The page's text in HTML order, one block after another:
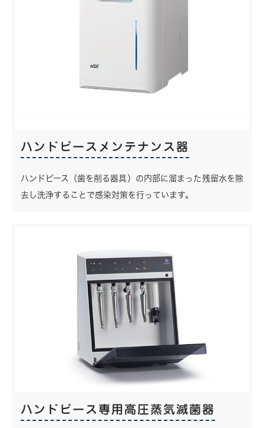
ハンドピースメンテナンス器
ハンドピース（歯を削る器具）の内部に溜まった残留水を除
去し洗浄することで感染対策を行っています。
ハンドピース専用高圧蒸気滅菌器